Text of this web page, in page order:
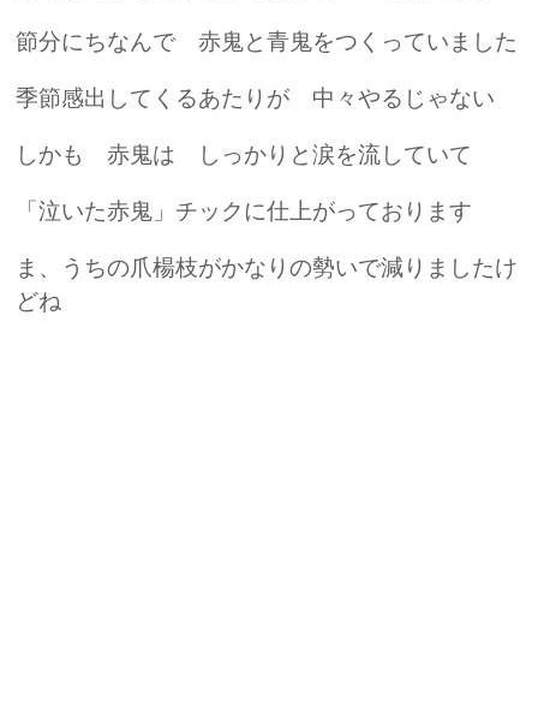
節分にちなんで 赤鬼と青鬼をつくっていました
季節感出してくるあたりが 中々やるじゃない
しかも 赤鬼は しっかりと涙を流していて
「泣いた赤鬼」チックに仕上がっております
ま、うちの爪楊枝がかなりの勢いで減りましたけ
どね